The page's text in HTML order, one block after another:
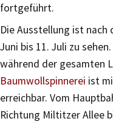
fortgeführt.
Die Ausstellung ist nach
Juni bis 11. Juli zu
während der gesamten
Baumwollspinnerei ist
erreichbar. Vom
Richtung Miltitzer Allee